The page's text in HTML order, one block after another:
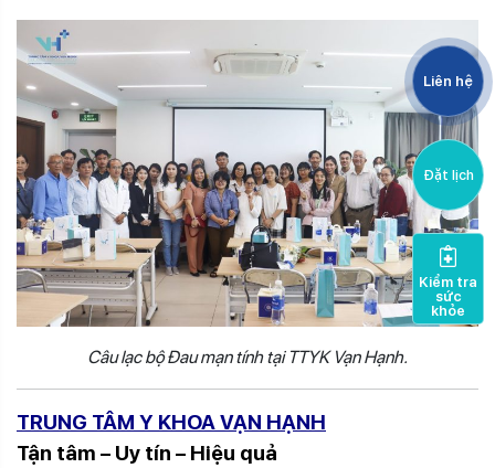
Câu lạc bộ Đau mạn tính tại TTYK Vạn Hạnh.
TRUNG TÂM Y KHOA VẠN HẠNH
Tận tâm – Uy tín – Hiệu quả
Liên hệ
Đặt lịch
Kiểm tra
sức
khỏe